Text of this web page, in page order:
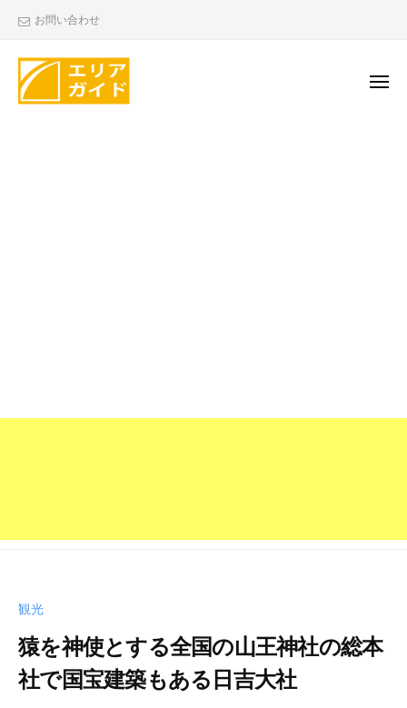
お問い合わせ
メ
観光
猿を神使とする全国の山王神社の総本
社で国宝建築もある日吉大社
リ
ガ
イ
ド